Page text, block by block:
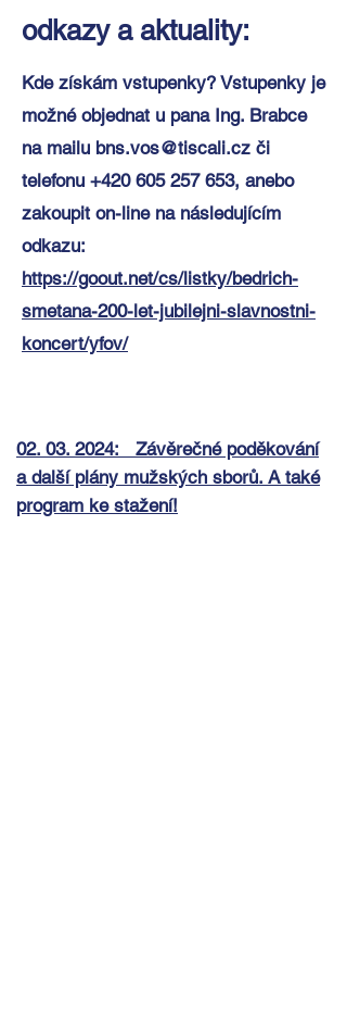
odkazy a aktuality:
Kde získám vstupenky? Vstupenky je
možné objednat u pana Ing. Brabce
na mailu bns.vos@tiscali.cz či
telefonu +420 605 257 653, anebo
zakoupit on-line na následujícím
odkazu:
https://goout.net/cs/listky/bedrich-
smetana-200-let-jubilejni-slavnostni-
koncert/yfov/
02. 03. 2024: Závěrečné poděkování
a další plány mužských sborů. A také
program ke stažení!